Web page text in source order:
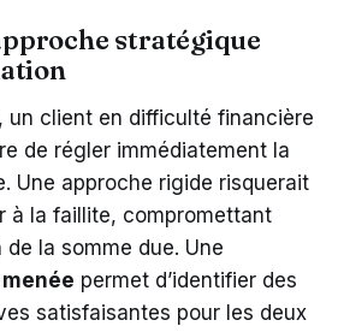
stratégique
un client en difficulté financière
de régler immédiatement la
Une approche rigide risquerait
à la faillite, compromettant
la somme due. Une
permet d’identifier des
satisfaisantes pour les deux